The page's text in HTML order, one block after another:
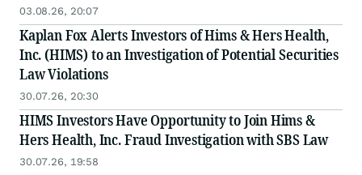
03.08.26, 20:07
Kaplan Fox Alerts Investors of Hims & Hers Health,
Inc. (HIMS) to an Investigation of Potential Securities
Law Violations
30.07.26, 20:30
HIMS Investors Have Opportunity to Join Hims &
Hers Health, Inc. Fraud Investigation with SBS Law
30.07.26, 19:58